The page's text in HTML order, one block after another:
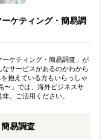
ケティング・簡易調
ケティング・簡易調査」が
サービスがあるのかわから
抱えている方もいらっしゃ
〜」では、海外ビジネスサ
、ご活用ください。
易調査